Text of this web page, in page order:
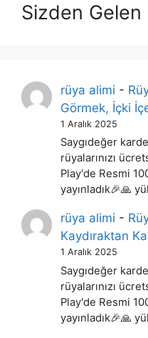
Sizden Gelen
rüya alimi -
Görmek, İçki
1 Aralık 2025
Saygıdeğer
rüyalarınızı
Play'de Resmi
yayınladık🎉🙏
rüya alimi -
Kaydıraktan
1 Aralık 2025
Saygıdeğer
rüyalarınızı
Play'de Resmi
yayınladık🎉🙏